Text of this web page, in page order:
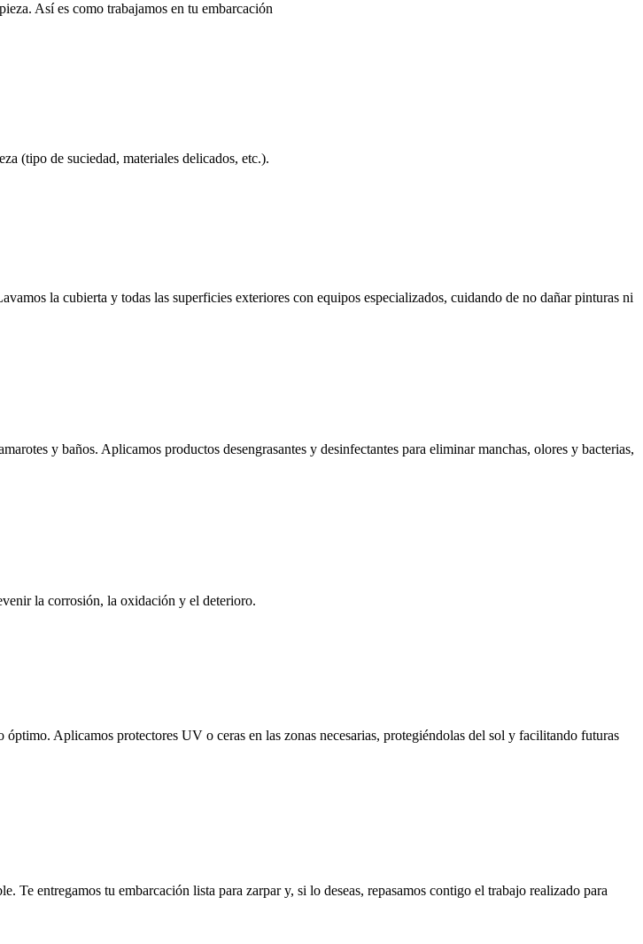
Así es como trabajamos en tu embarcación
(tipo de suciedad, materiales delicados, etc.).
la cubierta y todas las superficies exteriores con equipos especializados, cuidando de no dañar pinturas ni
y baños. Aplicamos productos desengrasantes y desinfectantes para eliminar manchas, olores y bacterias,
la corrosión, la oxidación y el deterioro.
Aplicamos protectores UV o ceras en las zonas necesarias, protegiéndolas del sol y facilitando futuras
entregamos tu embarcación lista para zarpar y, si lo deseas, repasamos contigo el trabajo realizado para